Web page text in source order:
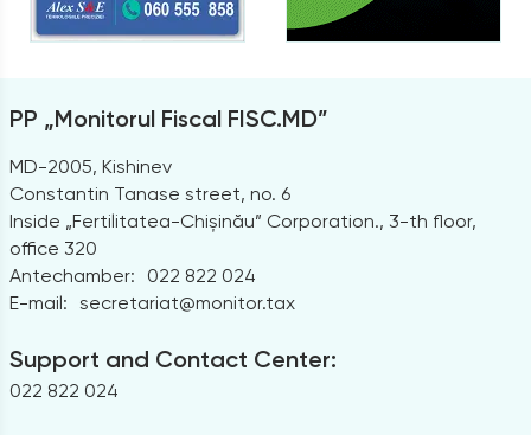
PP „Monitorul Fiscal FISC.MD”
MD-2005, Kishinev
Constantin Tanase street, no. 6
Inside „Fertilitatea-Chișinău” Corporation., 3-th floor,
office 320
Antechamber:
022 822 024
E-mail: secretariat@monitor.tax
Support and Contact Center:
022 822 024